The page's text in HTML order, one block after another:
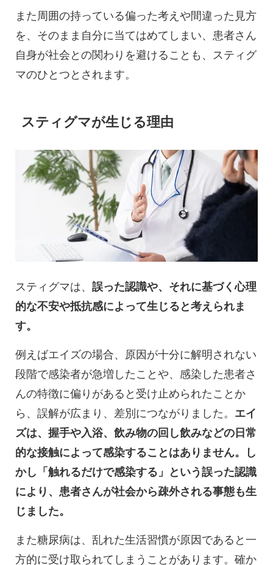
また周囲の持っている偏った考えや間違った見方
を、そのまま自分に当てはめてしまい、患者さん
自身が社会との関わりを避けることも、スティグ
マのひとつとされます。
スティグマが生じる理由
スティグマは、 誤った認識や、それに基づく心理
的な不安や抵抗感によって生じると考えられま
す。
例えばエイズの場合、原因が十分に解明されない
段階で感染者が急増したことや、感染した患者さ
んの特徴に偏りがあると受け止められたことか
ら、誤解が広まり、差別につながりました。 エイ
ズは、握手や入浴、飲み物の回し飲みなどの日常
的な接触によって感染することはありません。し
かし「触れるだけで感染する」という誤った認識
により、患者さんが社会から疎外される事態も生
じました。
また糖尿病は、乱れた生活習慣が原因であると一
方的に受け取られてしまうことがあります。確か